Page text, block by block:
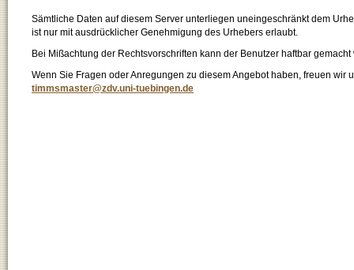
Sämtliche Daten auf diesem Server unterliegen uneingeschränkt dem
ist nur mit ausdrücklicher Genehmigung des Urhebers erlaubt.
Bei Mißachtung der Rechtsvorschriften kann der Benutzer haftbar gemacht
Wenn Sie Fragen oder Anregungen zu diesem Angebot haben, freuen wir
timmsmaster@zdv.uni-tuebingen.de